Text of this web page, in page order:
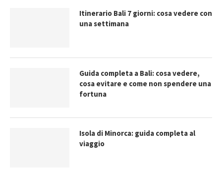
Itinerario Bali 7 giorni: cosa vedere con
una settimana
Guida completa a Bali: cosa vedere,
cosa evitare e come non spendere una
fortuna
Isola di Minorca: guida completa al
viaggio